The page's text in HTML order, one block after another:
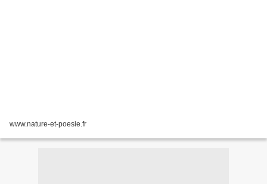
www.nature-et-poesie.fr